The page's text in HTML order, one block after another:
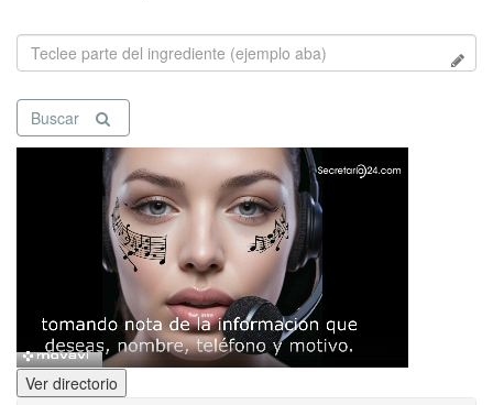
Buscar
Ver directorio